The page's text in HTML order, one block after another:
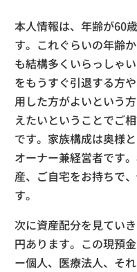
本人情報は、年齢が60
す。これぐらいの年齢
も結構多くいらっしゃ
をもうすぐ引退する方
用した方がよいという
えたいということでご
です。家族構成は奥様
オーナー兼経営者です
産、ご自宅をお持ちで
す。
次に資産配分を見てい
円あります。この現預
ー個人、医療法人、そ